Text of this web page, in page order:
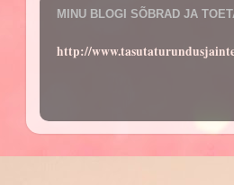
MINU BLOGI SÕBRAD JA
http://